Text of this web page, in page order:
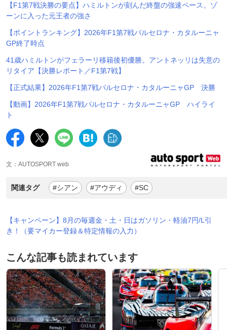
【F1第7戦決勝の要点】ハミルトンが刻んだ終盤の強速ペース。ゾ
ーンに入った元王者の強さ
【ポイントランキング】2026年F1第7戦バルセロナ・カタルーニャ
GP終了時点
41歳ハミルトンがフェラーリ移籍後初優勝。アントネッリは失意の
リタイア【決勝レポート／F1第7戦】
【正式結果】2026年F1第7戦バルセロナ・カタルーニャGP 決勝
【動画】2026年F1第7戦バルセロナ・カタルーニャGP ハイライ
ト
文：AUTOSPORT web
関連タグ #シアン #アウディ #SC
【キャンペーン】8月の毎週金・土・日はガソリン・軽油7円/L引
き！（要マイカー登録＆特定情報の入力）
こんな記事も読まれています